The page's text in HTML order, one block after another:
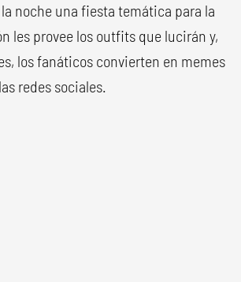
noche una fiesta temática para la
les provee los outfits que lucirán y,
los fanáticos convierten en memes
redes sociales.